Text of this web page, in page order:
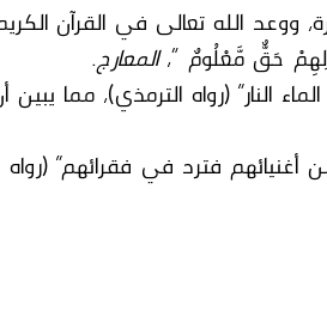
ووعد الله تعالى في القرآن
حَقٌّ مَّعْلُومٌ “،المعارج.
النار” (رواه الترمذي)، مما
فترد في فقرائهم”